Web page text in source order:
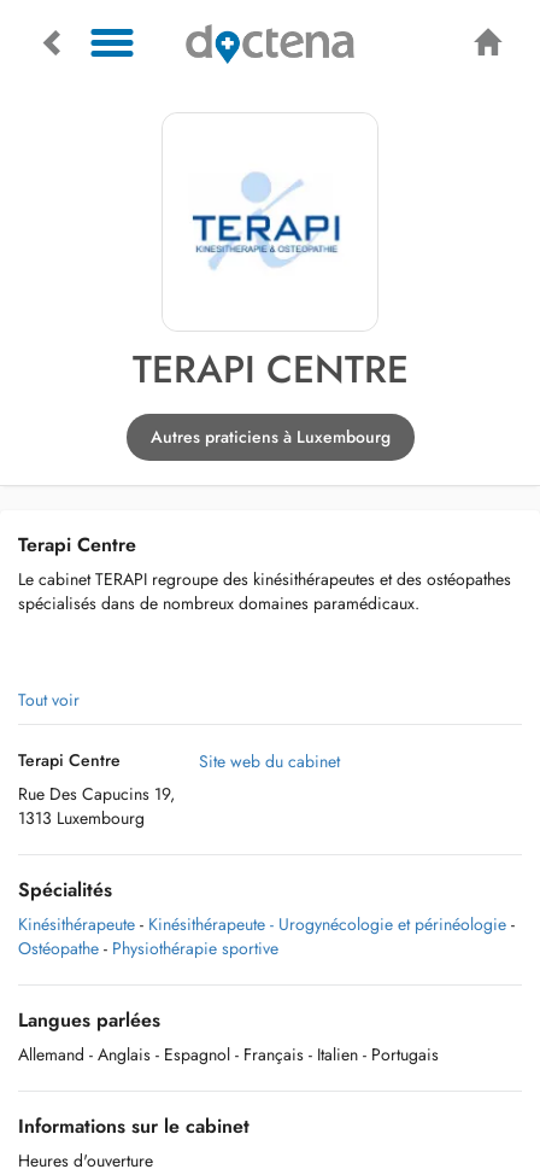
TERAPI CENTRE
Autres praticiens à Luxembourg
Terapi Centre
Le cabinet TERAPI regroupe des kinésithérapeutes et des ostéopathes
spécialisés dans de nombreux domaines paramédicaux.
L’équipe vous accueille sur rendez-vous du lundi au samedi au cabinet
(1e étage) situé en plein centre-ville de Luxembourg.
Tout voir
Terapi Centre
Rue Des Capucins 19,
1313 Luxembourg
Site web du cabinet
Spécialités
Kinésithérapeute - Kinésithérapeute - Urogynécologie et périnéologie -
Ostéopathe - Physiothérapie sportive
Langues parlées
Allemand - Anglais - Espagnol - Français - Italien - Portugais
Informations sur le cabinet
Heures d'ouverture